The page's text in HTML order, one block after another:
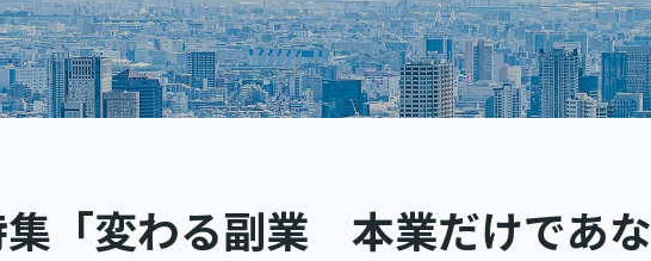
「変わる副業 本業だけであな